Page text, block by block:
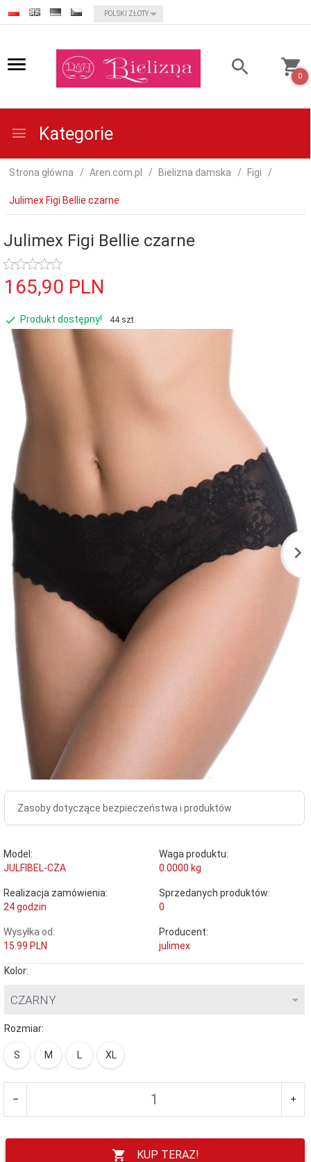
currency_h
POLSKI ZŁOTY
0
Kategorie
Strona główna Aren.com.pl Bielizna damska Figi
Julimex Figi Bellie czarne
Julimex Figi Bellie czarne
165,90 PLN
Produkt dostępny! 44 szt.
Zasoby dotyczące bezpieczeństwa i produktów
Model:
JULFIBEL-CZA
Waga produktu:
0.0000 kg
Realizacja zamówienia:
24 godzin
Sprzedanych produktów:
0
Wysyłka od:
15.99 PLN
Producent:
julimex
Kolor:
CZARNY
Rozmiar:
S M L XL
KUP TERAZ!